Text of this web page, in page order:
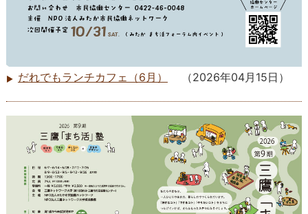
だれでもランチカフェ（6月） （2026年04月15日 ）